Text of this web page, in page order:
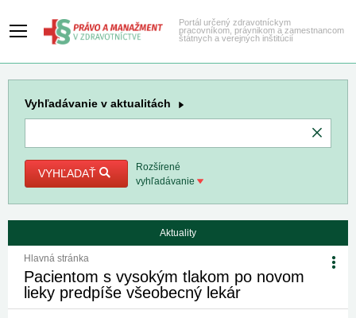
Portál určený zdravotníckym
pracovníkom, právnikom a zamestnancom
štátnych a verejných inštitúcií
Vyhľadávanie v aktualitách
VYHĽADAŤ
Rozšírené
vyhľadávanie
Aktuality
Hlavná stránka
Pacientom s vysokým tlakom po novom
lieky predpíše všeobecný lekár